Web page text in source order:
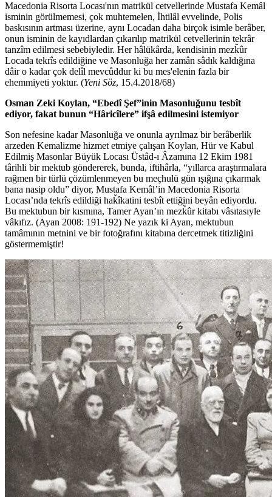
Macedonia Risorta Locası'nın matrikül cetvellerinde Mustafa Kemâl
isminin görülmemesi, çok muhtemelen, İhtilâl evvelinde, Polis
baskısının artması üzerine, aynı Locadan daha birçok isimle berâber,
onun isminin de kayıdlardan çıkarılıp matrikül cetvellerinin tekrâr
tanzîm edilmesi sebebiyledir. Her hâlükârda, kendisinin mezk̃ûr
Locada tekrîs edildiğine ve Masonluğa her zamân sâdık kaldığına
dâir o kadar çok delîl mevcûddur ki bu mes'elenin fazla bir
ehemmiyeti yoktur. (Yeni Söz, 15.4.2018/68)
Osman Zeki Koylan, “Ebedî Şef”inin Masonluğunu tesbît
ediyor, fakat bunun “Hâricîlere” ifşâ edilmesini istemiyor
Son nefesine kadar Masonluğa ve onunla ayrılmaz bir berâberlik
arzeden Kemalizme hizmet etmiye çalışan Koylan, Hür ve Kabul
Edilmiş Masonlar Büyük Locası Üstâd-ı Âzamına 12 Ekim 1981
târihli bir mektub göndererek, bunda, iftihârla, “yıllarca araştırmalara
rağmen bir türlü çözümlenmeyen bu meçhulü gün ışığına çıkarmak
bana nasip oldu” diyor, Mustafa Kemâl’in Macedonia Risorta
Locası’nda tekrîs edildiği hak̆îkatini tesbît ettiğini beyân ediyordu.
Bu mektubun bir kısmına, Tamer Ayan’ın mezk̃ûr kitabı vâsıtasıyle
vâkıfız. (Ayan 2008: 191-192) Ne yazık ki Ayan, mektubun
tamâmının metnini ve bir fotoğrafını kitabına dercetmek titizliğini
göstermemiştir!